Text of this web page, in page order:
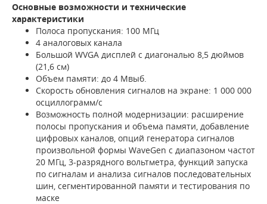
Основные возможности и технические
характеристики
Полоса пропускания: 100 МГц
4 аналоговых канала
Большой WVGA дисплей с диагональю 8,5 дюймов
(21,6 см)
Объем памяти: до 4 Мвыб.
Скорость обновления сигналов на экране: 1 000 000
осциллограмм/с
Возможность полной модернизации: расширение
полосы пропускания и объема памяти, добавление
цифровых каналов, опций генератора сигналов
произвольной формы WaveGen с диапазоном частот
20 МГц, 3-разрядного вольтметра, функций запуска
по сигналам и анализа сигналов последовательных
шин, сегментированной памяти и тестирования по
маске